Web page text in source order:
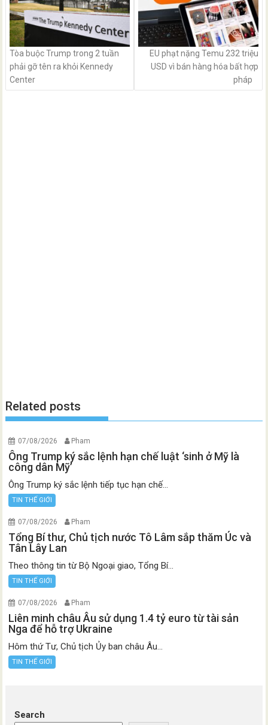
Tòa buộc Trump trong 2 tuần
phải gỡ tên ra khỏi Kennedy
Center
EU phạt nặng Temu 232 triệu
USD vì bán hàng hóa bất hợp
pháp
Related posts
07/08/2026 Pham
Ông Trump ký sắc lệnh hạn chế luật ‘sinh ở Mỹ là
công dân Mỹ’
Ông Trump ký sắc lệnh tiếp tục hạn chế...
TIN THẾ GIỚI
07/08/2026 Pham
Tổng Bí thư, Chủ tịch nước Tô Lâm sắp thăm Úc và
Tân Lây Lan
Theo thông tin từ Bộ Ngoại giao, Tổng Bí...
TIN THẾ GIỚI
07/08/2026 Pham
Liên minh châu Âu sử dụng 1.4 tỷ euro từ tài sản
Nga để hỗ trợ Ukraine
Hôm thứ Tư, Chủ tịch Ủy ban châu Âu...
TIN THẾ GIỚI
Search